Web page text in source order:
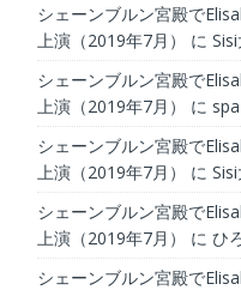
シェーンブルン宮殿で
上演（2019年7月）
に
シェーンブルン宮殿で
上演（2019年7月）
に spa
シェーンブルン宮殿で
上演（2019年7月）
に
シェーンブルン宮殿で
上演（2019年7月）
に ひ
シェーンブルン宮殿で